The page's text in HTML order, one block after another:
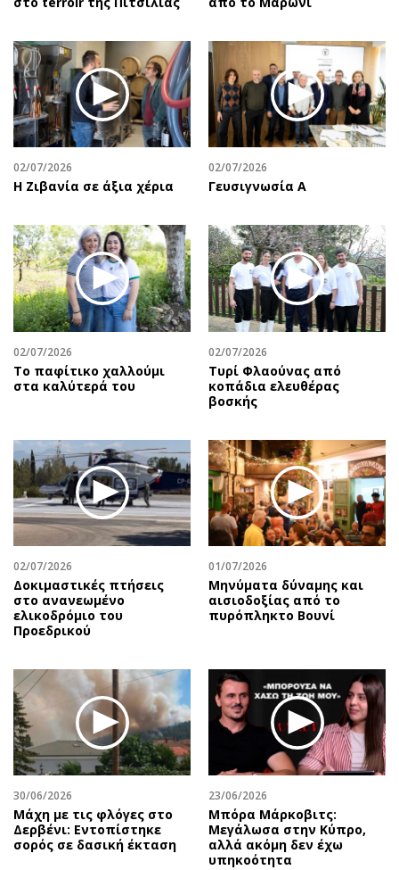
02/07/2026
Η Ζιβανία σε άξια χέρια
02/07/2026
Γευσιγνωσία Α
02/07/2026
Το παφίτικο χαλλούμι
στα καλύτερά του
02/07/2026
Τυρί Φλαούνας από
κοπάδια ελευθέρας
βοσκής
02/07/2026
Δοκιμαστικές πτήσεις
στο ανανεωμένο
ελικοδρόμιο του
Προεδρικού
01/07/2026
Μηνύματα δύναμης και
αισιοδοξίας από το
πυρόπληκτο Βουνί
30/06/2026
Μάχη με τις φλόγες στο
Δερβένι: Εντοπίστηκε
σορός σε δασική έκταση
23/06/2026
Μπόρα Μάρκοβιτς:
Μεγάλωσα στην Κύπρο,
αλλά ακόμη δεν έχω
υπηκοότητα